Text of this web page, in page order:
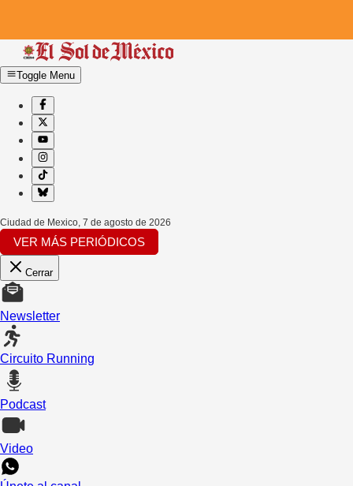
Toggle Menu
Ciudad de Mexico, 7 de agosto de 2026
VER MÁS PERIÓDICOS
Cerrar
Newsletter
Circuito Running
Podcast
Video